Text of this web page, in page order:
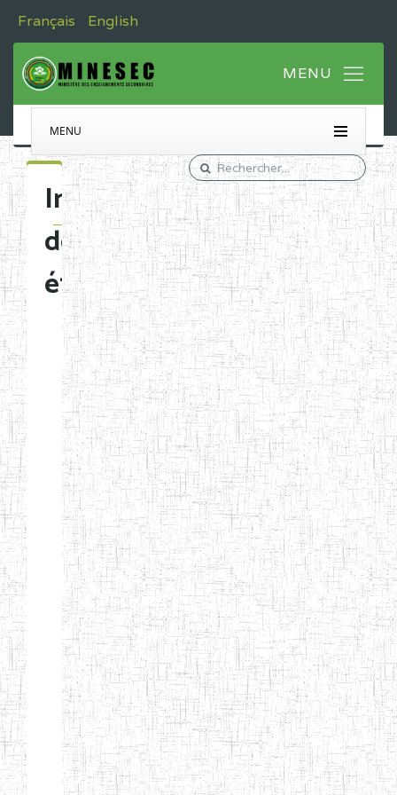
Français English
MENU
Immatriculation
des
établissements
Etablissements
d'enseignement
normal
ENI
Chercher:
Effacer les filtres
Denomination
Type